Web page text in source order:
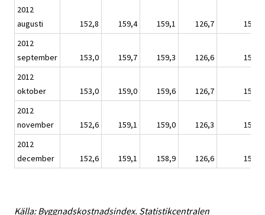
2012
augusti
152,8 159,4 159,1 126,7
150,6
2012
september
153,0 159,7 159,3 126,6
150,7
2012
oktober
153,0 159,0 159,6 126,7
150,5
2012
november
152,6 159,1 159,0 126,3
150,3
2012
december
152,6 159,1 158,9 126,6 150,2
Källa: Byggnadskostnadsindex. Statistikcentralen